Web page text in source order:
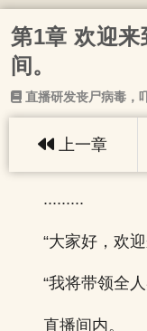
第1章 欢迎
间。
直播研发丧尸病毒，
上一章
.........
“大家好，欢
“我将带领全
直播间内。